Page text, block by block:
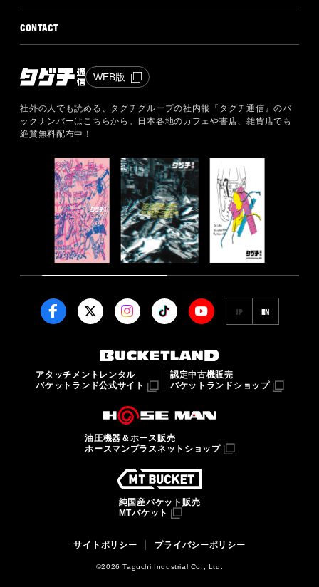
CONTACT
WEB版
社外の人でも読める、タグチグループの社内報『タグチ通信』のバ
ックナンバーはこちらから。
日本各地のカフェや書店、雑貨店でも
絶賛無料配布中！
JP EN
アタッチメントレンタル
バケットランド公式サイト
認定中古機販売
バケットランドショップ
油圧機器＆ホース販売
ホースマンプラスネットショップ
純国産バケット販売
MTバケット
サイトポリシー プライバシーポリシー
©2026 Taguchi Industrial Co., Ltd.